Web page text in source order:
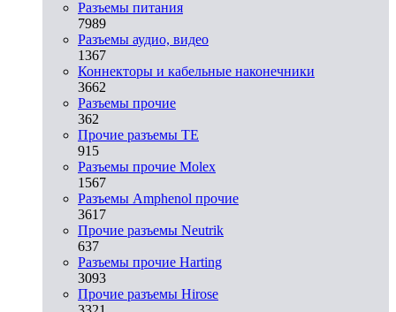
Разъeмы питания
7989
Разъeмы аудио, видео
1367
Коннекторы и кабельные наконечники
3662
Разъeмы прочие
362
Прочие разъемы TE
915
Разъемы прочие Molex
1567
Разъемы Amphenol прочие
3617
Прочие разъемы Neutrik
637
Разъемы прочие Harting
3093
Прочие разъемы Hirose